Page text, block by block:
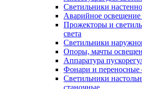
Светильники
Аварийное освещение
Прожекторы и
света
Светильники
Опоры, мачты
Аппаратура
Фонари и переносные
Светильники
станочные